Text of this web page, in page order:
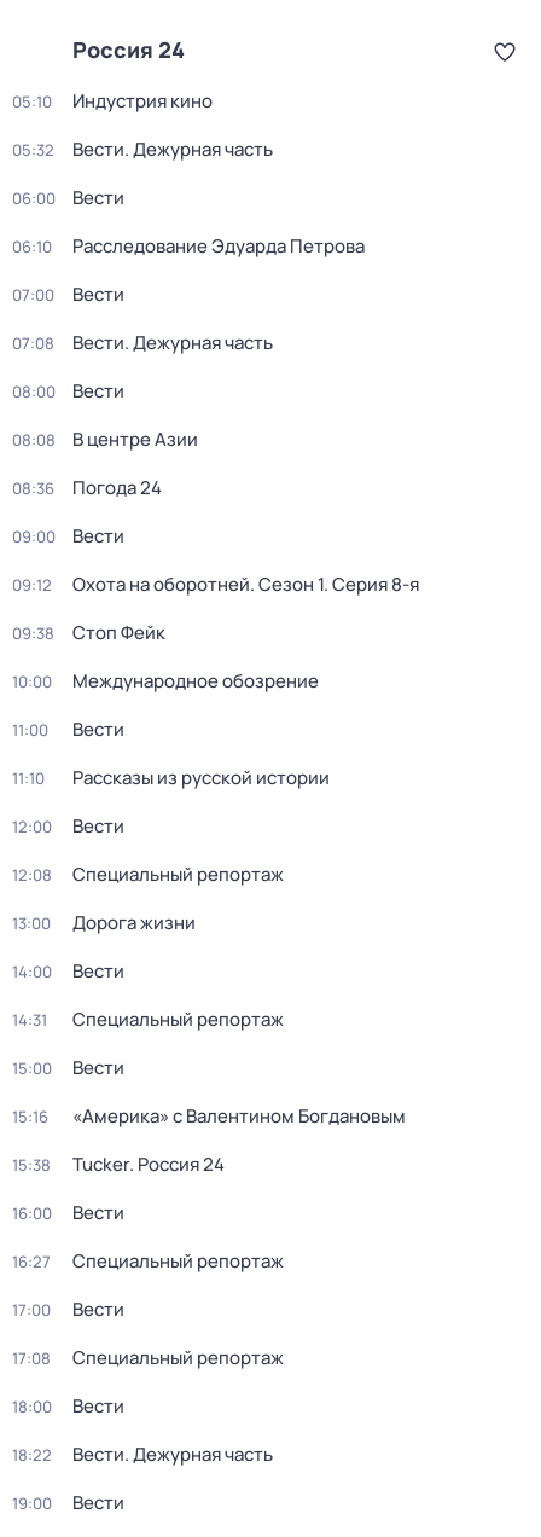
Россия 24
05:10 Индустрия кино
05:32 Вести. Дежурная часть
06:00 Вести
06:10 Расследование Эдуарда Петрова
07:00 Вести
07:08 Вести. Дежурная часть
08:00 Вести
08:08 В центре Азии
08:36 Погода 24
09:00 Вести
09:12 Охота на оборотней. Сезон 1. Серия 8-я
09:38 Стоп Фейк
10:00 Международное обозрение
11:00 Вести
11:10 Рассказы из русской истории
12:00 Вести
12:08 Специальный репортаж
13:00 Дорога жизни
14:00 Вести
14:31 Специальный репортаж
15:00 Вести
15:16 «Америка» с Валентином Богдановым
15:38 Tucker. Россия 24
16:00 Вести
16:27 Специальный репортаж
17:00 Вести
17:08 Специальный репортаж
18:00 Вести
18:22 Вести. Дежурная часть
19:00 Вести